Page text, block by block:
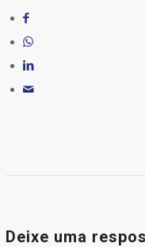
Deixe uma